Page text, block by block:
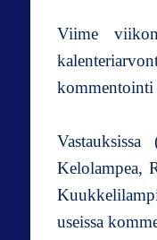
Viime
kommentointi
Kelolampea,
useissa